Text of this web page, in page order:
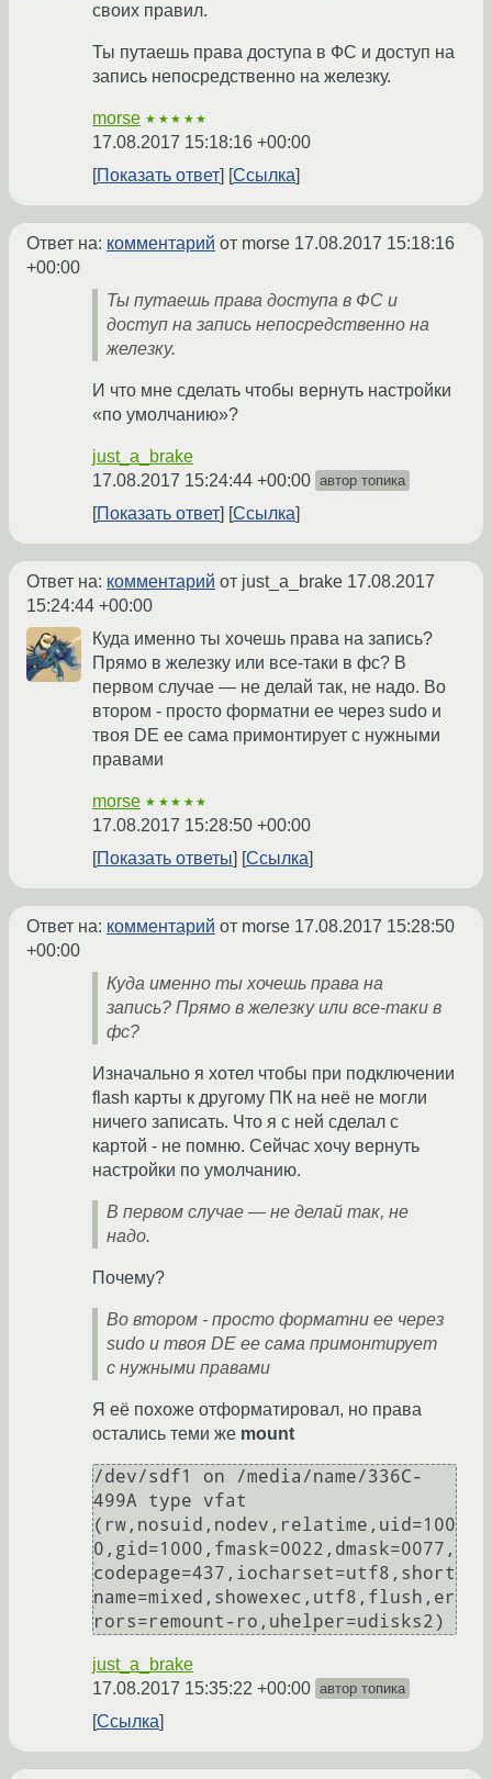
своих правил.
Ты путаешь права доступа в ФС и доступ на
запись непосредственно на железку.
morse ★★★★★
17.08.2017 15:18:16 +00:00
Показать ответ
Ссылка
Ответ на: комментарий от morse 17.08.2017 15:18:16
+00:00
Ты путаешь права доступа в ФС и
доступ на запись непосредственно на
железку.
И что мне сделать чтобы вернуть настройки
«по умолчанию»?
just_a_brake
17.08.2017 15:24:44 +00:00 автор топика
Показать ответ Ссылка
Ответ на: комментарий от just_a_brake 17.08.2017
15:24:44 +00:00
Куда именно ты хочешь права на запись?
Прямо в железку или все-таки в фс? В
первом случае — не делай так, не надо. Во
втором - просто форматни ее через sudo и
твоя DE ее сама примонтирует с нужными
правами
morse ★★★★★
17.08.2017 15:28:50 +00:00
Показать ответы
Ссылка
Ответ на: комментарий от morse 17.08.2017 15:28:50
+00:00
Куда именно ты хочешь права на
запись? Прямо в железку или все-таки в
фс?
Изначально я хотел чтобы при подключении
flash карты к другому ПК на неё не могли
ничего записать. Что я с ней сделал c
картой - не помню. Сейчас хочу вернуть
настройки по умолчанию.
В первом случае — не делай так, не
надо.
Почему?
Во втором - просто форматни ее через
sudo и твоя DE ее сама примонтирует
с нужными правами
Я её похоже отформатировал, но права
остались теми же mount
/dev/sdf1 on /media/name/336C-
499A type vfat
(rw,nosuid,nodev,relatime,uid=100
0,gid=1000,fmask=0022,dmask=0077,
codepage=437,iocharset=utf8,short
name=mixed,showexec,utf8,flush,er
just_a_brake
17.08.2017 15:35:22 +00:00 автор топика
Ссылка